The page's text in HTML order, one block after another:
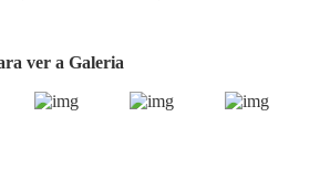
ver a Galeria